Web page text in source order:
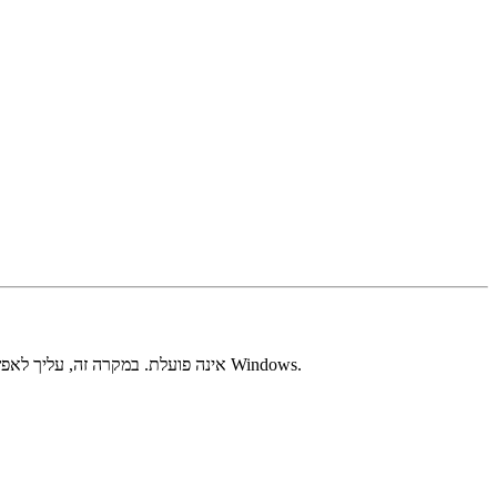
אם מערכת ההפעלה או האפליקציות שלך אינם מצליחים לגשת למצלמה, הבעיה של מצלמת MSI אינה פועלת. במקרה זה, עליך לאפשר את ההרשאה הדרושה דרך הגדרות הפרטיות של Windows.